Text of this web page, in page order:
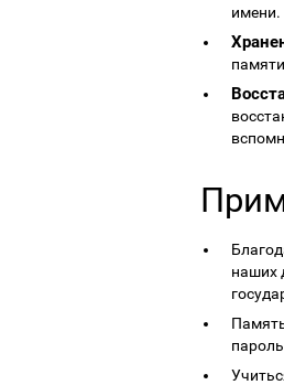
имени.
наших